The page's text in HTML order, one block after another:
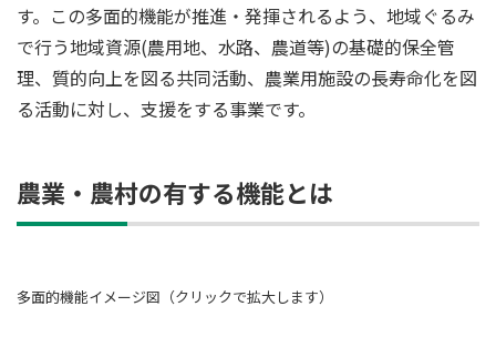
す。この多面的機能が推進・発揮されるよう、地域ぐるみ
で行う地域資源(農用地、水路、農道等)の基礎的保全管
理、質的向上を図る共同活動、農業用施設の長寿命化を図
る活動に対し、支援をする事業です。
農業・農村の有する機能とは
多面的機能イメージ図（クリックで拡大します）